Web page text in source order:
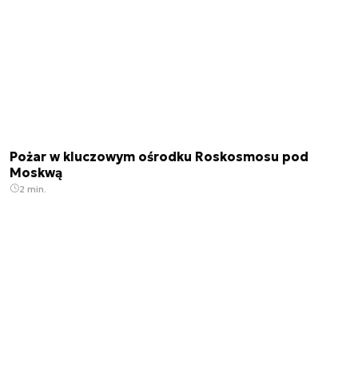
Pożar w kluczowym ośrodku Roskosmosu pod
Moskwą
2 min.